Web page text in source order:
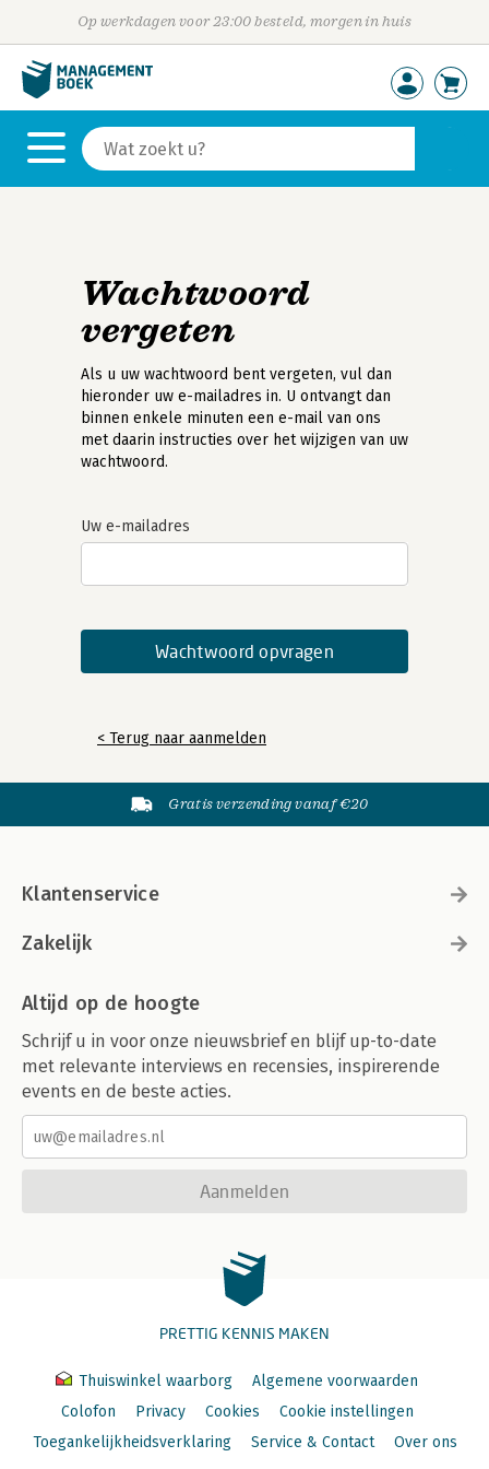
Op werkdagen voor 23:00 besteld, morgen in huis
Wachtwoord
vergeten
Als u uw wachtwoord bent vergeten, vul dan
hieronder uw e-mailadres in. U ontvangt dan
binnen enkele minuten een e-mail van ons
met daarin instructies over het wijzigen van uw
wachtwoord.
Uw e-mailadres
< Terug naar aanmelden
Gratis verzending vanaf €20
Klantenservice
Zakelijk
Altijd op de hoogte
Schrijf u in voor onze nieuwsbrief en blijf up-to-date
met relevante interviews en recensies, inspirerende
events en de beste acties.
Aanmelden
PRETTIG KENNIS MAKEN
Thuiswinkel waarborg
Algemene voorwaarden
Colofon
Privacy Cookies
Cookie instellingen
Toegankelijkheidsverklaring
Service & Contact Over ons